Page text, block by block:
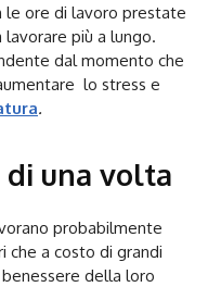
le ore di lavoro prestate
più a lungo.
dal momento che
lo stress e
.
una volta
probabilmente
che a costo di grandi
della loro